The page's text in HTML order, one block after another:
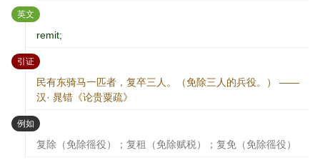
英文 ：
remit;
引证：
民有东骑马一匹者，复卒三人。（免除三人的兵役。） ——
汉· 晁错《论贵粟疏》
例如 ：
复除（免除徭役）；复租（免除赋税）；复免（免除徭役）